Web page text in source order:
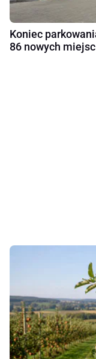
Koniec
86 nowych miejsc